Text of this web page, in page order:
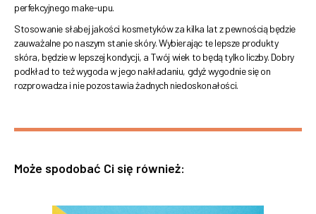
perfekcyjnego make-upu.
Stosowanie słabej jakości kosmetyków za kilka lat z pewnością będzie
zauważalne po naszym stanie skóry. Wybierając te lepsze produkty
skóra, będzie w lepszej kondycji, a Twój wiek to będą tylko liczby. Dobry
podkład to też wygoda w jego nakładaniu, gdyż wygodnie się on
rozprowadza i nie pozostawia żadnych niedoskonałości.
Może spodobać Ci się również: